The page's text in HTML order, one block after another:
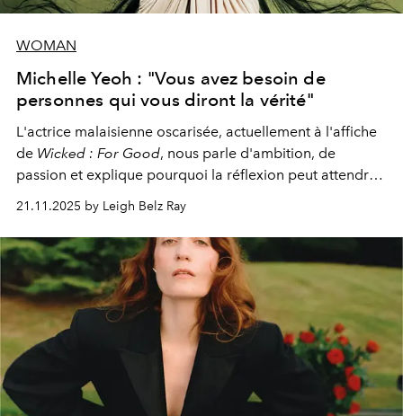
WOMAN
Michelle Yeoh : "Vous avez besoin de
personnes qui vous diront la vérité"
L'actrice malaisienne oscarisée, actuellement à l'affiche
de Wicked : For Good, nous parle d'ambition, de
passion et explique pourquoi la réflexion peut attendre.
personnage qui dit : 'C'est mon désir, mon ambition, ma
volonté. Je m'en fiche si vous ne comprenez pas'."
21.11.2025 by Leigh Belz Ray